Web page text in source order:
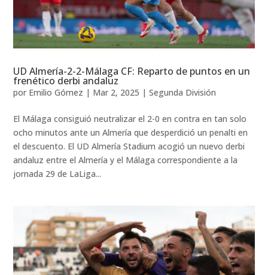
UD Almería-2-2-Málaga CF: Reparto de puntos en un
frenético derbi andaluz
por Emilio Gómez | Mar 2, 2025 |Segunda División
El Málaga consiguió neutralizar el 2-0 en contra en tan solo
ocho minutos ante un Almería que desperdició un penalti en
el descuento. El UD Almería Stadium acogió un nuevo derbi
andaluz entre el Almería y el Málaga correspondiente a la
jornada 29 de LaLiga...